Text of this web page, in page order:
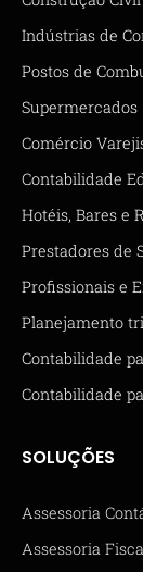
Indústrias de
Postos de
Supermercados
Comércio
Contabilidade
Hotéis, Bares e
Prestadores de
Profissionais e
Planejamento
Contabilidade
Contabilidade
SOLUÇÕES
Assessoria
Assessoria